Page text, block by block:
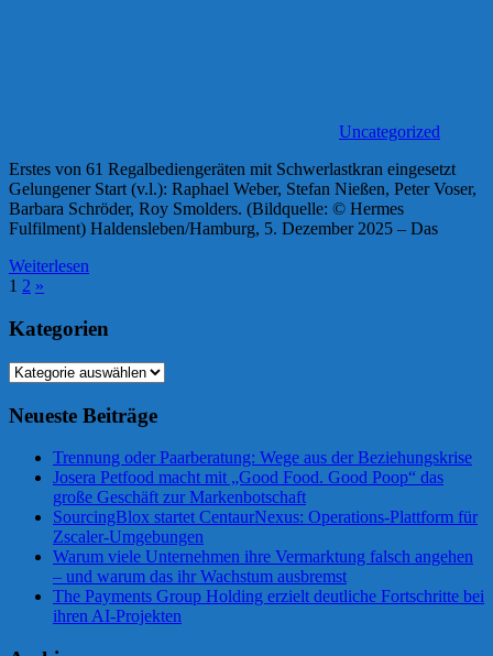
Uncategorized
Erstes von 61 Regalbediengeräten mit Schwerlastkran eingesetzt
Gelungener Start (v.l.): Raphael Weber, Stefan Nießen, Peter Voser,
Barbara Schröder, Roy Smolders. (Bildquelle: © Hermes
Fulfilment) Haldensleben/Hamburg, 5. Dezember 2025 – Das
Weiterlesen
Seitennummerierung
der
Beiträge
1 2 Nächste
»
Kategorien
Kategorien
Neueste Beiträge
Trennung oder Paarberatung: Wege aus der Beziehungskrise
Josera Petfood macht mit „Good Food. Good Poop“ das
große Geschäft zur Markenbotschaft
SourcingBlox startet CentaurNexus: Operations-Plattform für
Zscaler-Umgebungen
Warum viele Unternehmen ihre Vermarktung falsch angehen
– und warum das ihr Wachstum ausbremst
The Payments Group Holding erzielt deutliche Fortschritte bei
ihren AI-Projekten